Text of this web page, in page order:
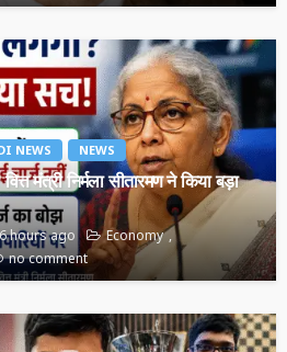
NEWS NEWS
मंत्री निर्मला सीतारमण ने किया बड़ा
hours ago
Economy
no comment